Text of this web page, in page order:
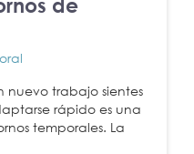
nuevo trabajo sientes
rápido es una
temporales. La